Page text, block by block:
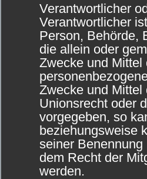
Verantwortlicher
Verantwortlicher
Person, Behörde,
die allein oder
Zwecke und Mittel
Zwecke und Mittel
Unionsrecht oder
vorgegeben, so
beziehungsweise
seiner
dem Recht der
werden.